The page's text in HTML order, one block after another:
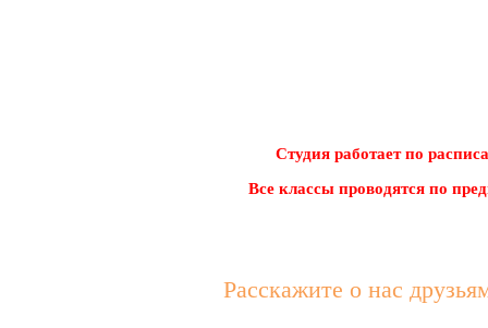
Студия работает по
Все классы проводятся по
Расскажите о нас